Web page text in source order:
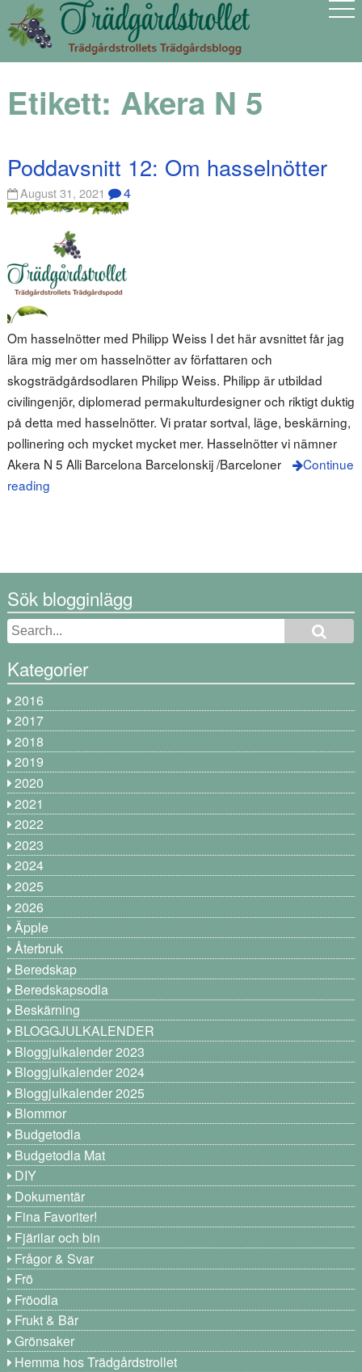
Etikett: Akera N 5
Poddavsnitt 12: Om hasselnötter
August 31, 2021 4
Om hasselnötter med Philipp Weiss I det här avsnittet får jag
lära mig mer om hasselnötter av författaren och
skogsträdgårdsodlaren Philipp Weiss. Philipp är utbildad
civilingenjör, diplomerad permakulturdesigner och riktigt duktig
på detta med hasselnötter. Vi pratar sortval, läge, beskärning,
pollinering och mycket mycket mer. Hasselnötter vi nämner
Akera N 5 Alli Barcelona Barcelonskij /Barceloner
Continue
reading
Sök blogginlägg
Kategorier
2016
2017
2018
2019
2020
2021
2022
2023
2024
2025
2026
Äpple
Återbruk
Beredskap
Beredskapsodla
Beskärning
BLOGGJULKALENDER
Bloggjulkalender 2023
Bloggjulkalender 2024
Bloggjulkalender 2025
Blommor
Budgetodla
Budgetodla Mat
DIY
Dokumentär
Fina Favoriter!
Fjärilar och bin
Frågor & Svar
Frö
Fröodla
Frukt & Bär
Grönsaker
Hemma hos Trädgårdstrollet